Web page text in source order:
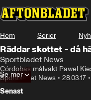
Hem Serier
Räddar skottet - då
Sportbladet News
Córdobas målvakt Pawel
Sportbladet News • 28.03.17 •
Se mer
Senast